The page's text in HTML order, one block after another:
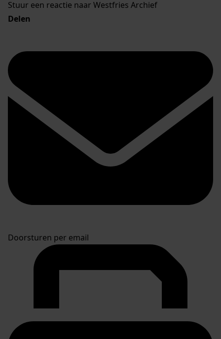
Stuur een reactie naar Westfries Archief
Delen
Doorsturen per email